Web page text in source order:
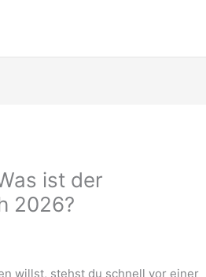
ist der
2026?
willst, stehst du schnell vor einer